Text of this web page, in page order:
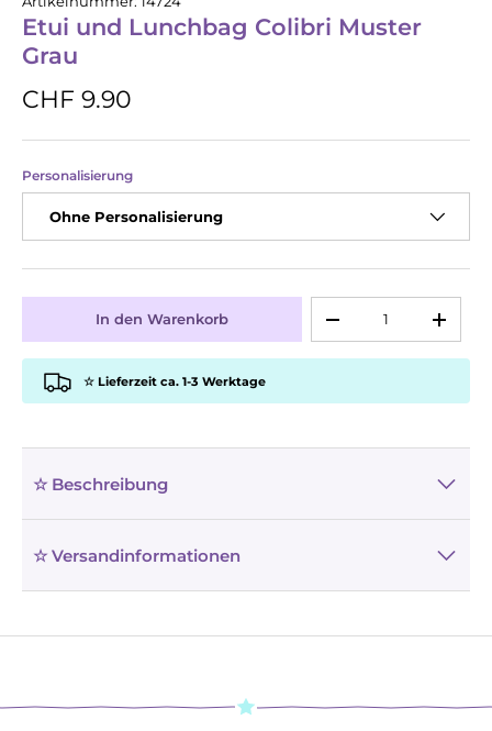
Etui und Lunchbag Colibri Muster
Grau
CHF 9.90
Personalisierung
Ohne Personalisierung
-
+
In den Warenkorb
☆ Lieferzeit ca. 1-3 Werktage
☆ Beschreibung
☆ Versandinformationen